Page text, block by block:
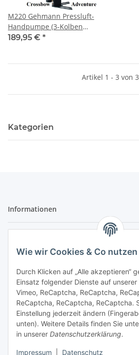
Wie wir Cookies & Co nutzen
Durch Klicken auf „Alle akzeptieren“
Einsatz folgender Dienste auf unserer
Vimeo, ReCaptcha, ReCaptcha,
ReCaptcha, ReCaptcha, ReCaptcha.
Einstellung jederzeit ändern
unten). Weitere Details finden Sie
in unserer Datenschutzerklärung.
Impressum Datenschutz
M220 Gehmann Pressluft-
Handpumpe (3-Kolben
System)
189,95 € *
Artikel 1 - 3 von 3
Kategorien
Informationen
Vertrag widerrufen